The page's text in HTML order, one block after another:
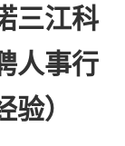
三江科
人事行
）